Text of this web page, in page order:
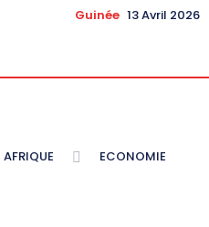
Guinée 13 Avril 2026
AFRIQUE ECONOMIE